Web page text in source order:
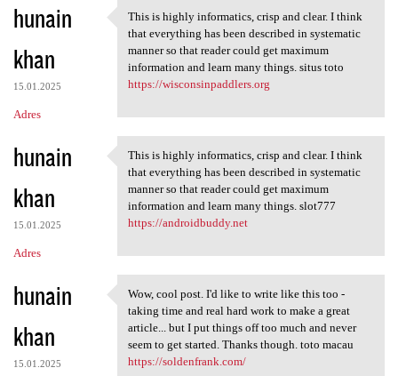
hunain
khan
15.01.2025
Adres
This is highly informatics,
This is highly informatics, crisp and clear. I think
that everything has been described in systematic
manner so that reader could get maximum
information and learn many things. situs toto
https://wisconsinpaddlers.org
hunain
khan
15.01.2025
Adres
This is highly informatics,
This is highly informatics, crisp and clear. I think
that everything has been described in systematic
manner so that reader could get maximum
information and learn many things. slot777
https://androidbuddy.net
hunain
khan
15.01.2025
Wow, cool post. I'd like to
Wow, cool post. I'd like to write like this too -
taking time and real hard work to make a great
article... but I put things off too much and never
seem to get started. Thanks though. toto macau
https://soldenfrank.com/